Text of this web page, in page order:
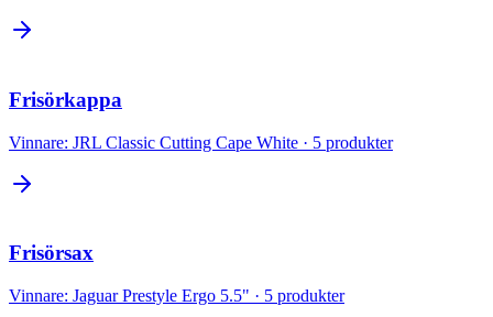
Frisörkappa
Vinnare: JRL Classic Cutting Cape White · 5 produkter
Frisörsax
Vinnare: Jaguar Prestyle Ergo 5.5" · 5 produkter